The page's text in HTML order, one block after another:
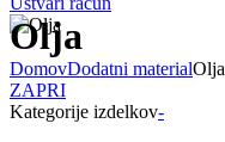
Olja
DomovDodatni materialOlja
ZAPRI
Kategorije izdelkov-